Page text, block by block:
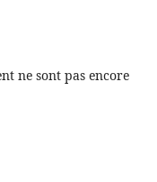
ne sont pas encore